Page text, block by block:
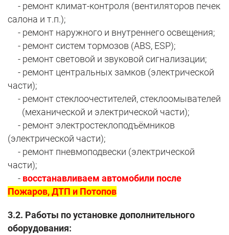
- ремонт климат-контроля (вентиляторов печек
салона и т.п.);
- ремонт наружного и внутреннего освещения;
- ремонт систем тормозов (ABS, ESP);
- ремонт световой и звуковой сигнализации;
- ремонт центральных замков (электрической
части);
- ремонт стеклоочестителей, стеклоомывателей
(механической и электрической части);
- ремонт электростеклоподъёмников
(электрической части);
- ремонт пневмоподвески (электрической
части);
- восстанавливаем автомобили после
Пожаров, ДТП и Потопов
3.2. Работы по установке дополнительного
оборудования: